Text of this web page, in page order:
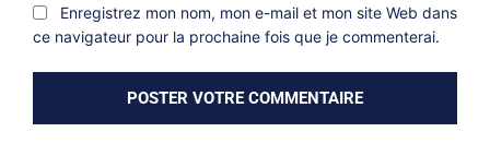
Enregistrez mon nom, mon e-mail et mon site Web dans
ce navigateur pour la prochaine fois que je commenterai.